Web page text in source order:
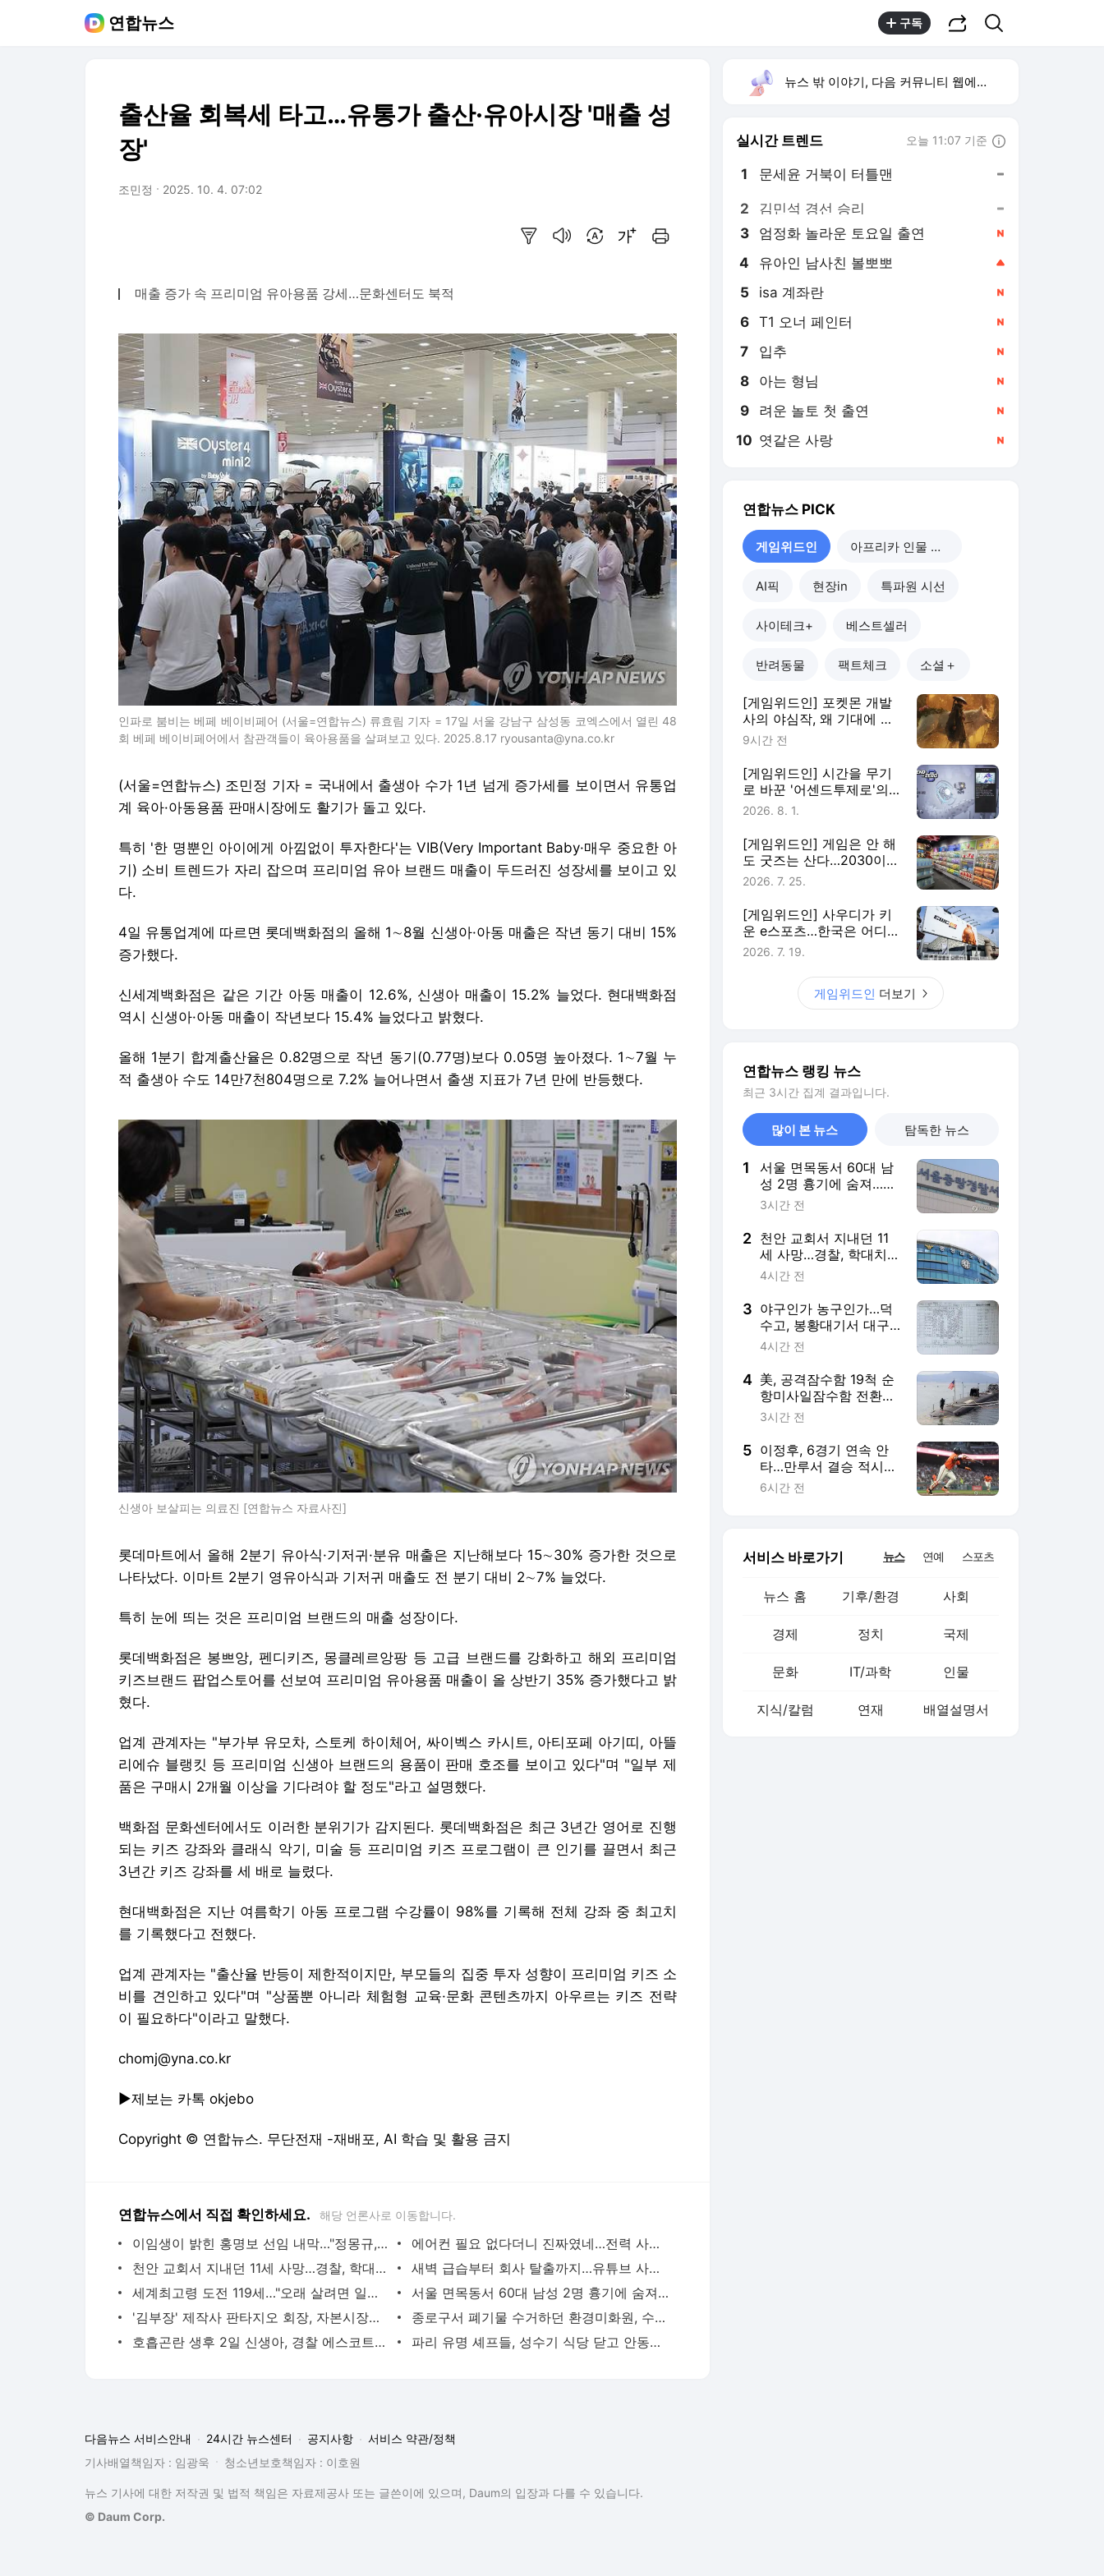
연합뉴스 구독
출산율 회복세 타고…유통가 출산·유아시장 '매출 성
장'
조민정 2025. 10. 4. 07:02
매출 증가 속 프리미엄 유아용품 강세…문화센터도 북적
인파로 붐비는 베페 베이비페어 (서울=연합뉴스) 류효림 기자 = 17일 서울 강남구 삼성동 코엑스에서 열린 48
회 베페 베이비페어에서 참관객들이 육아용품을 살펴보고 있다. 2025.8.17 ryousanta@yna.co.kr
(서울=연합뉴스) 조민정 기자 = 국내에서 출생아 수가 1년 넘게 증가세를 보이면서 유통업
계 육아·아동용품 판매시장에도 활기가 돌고 있다.
특히 '한 명뿐인 아이에게 아낌없이 투자한다'는 VIB(Very Important Baby·매우 중요한 아
기) 소비 트렌드가 자리 잡으며 프리미엄 유아 브랜드 매출이 두드러진 성장세를 보이고 있
다.
4일 유통업계에 따르면 롯데백화점의 올해 1∼8월 신생아·아동 매출은 작년 동기 대비 15%
증가했다.
신세계백화점은 같은 기간 아동 매출이 12.6%, 신생아 매출이 15.2% 늘었다. 현대백화점
역시 신생아·아동 매출이 작년보다 15.4% 늘었다고 밝혔다.
올해 1분기 합계출산율은 0.82명으로 작년 동기(0.77명)보다 0.05명 높아졌다. 1∼7월 누
적 출생아 수도 14만7천804명으로 7.2% 늘어나면서 출생 지표가 7년 만에 반등했다.
신생아 보살피는 의료진 [연합뉴스 자료사진]
롯데마트에서 올해 2분기 유아식·기저귀·분유 매출은 지난해보다 15∼30% 증가한 것으로
나타났다. 이마트 2분기 영유아식과 기저귀 매출도 전 분기 대비 2∼7% 늘었다.
특히 눈에 띄는 것은 프리미엄 브랜드의 매출 성장이다.
롯데백화점은 봉쁘앙, 펜디키즈, 몽클레르앙팡 등 고급 브랜드를 강화하고 해외 프리미엄
키즈브랜드 팝업스토어를 선보여 프리미엄 유아용품 매출이 올 상반기 35% 증가했다고 밝
혔다.
업계 관계자는 "부가부 유모차, 스토케 하이체어, 싸이벡스 카시트, 아티포페 아기띠, 아뜰
리에슈 블랭킷 등 프리미엄 신생아 브랜드의 용품이 판매 호조를 보이고 있다"며 "일부 제
품은 구매시 2개월 이상을 기다려야 할 정도"라고 설명했다.
백화점 문화센터에서도 이러한 분위기가 감지된다. 롯데백화점은 최근 3년간 영어로 진행
되는 키즈 강좌와 클래식 악기, 미술 등 프리미엄 키즈 프로그램이 큰 인기를 끌면서 최근
3년간 키즈 강좌를 세 배로 늘렸다.
현대백화점은 지난 여름학기 아동 프로그램 수강률이 98%를 기록해 전체 강좌 중 최고치
를 기록했다고 전했다.
업계 관계자는 "출산율 반등이 제한적이지만, 부모들의 집중 투자 성향이 프리미엄 키즈 소
비를 견인하고 있다"며 "상품뿐 아니라 체험형 교육·문화 콘텐츠까지 아우르는 키즈 전략
이 필요하다"이라고 말했다.
chomj@yna.co.kr
▶제보는 카톡 okjebo
Copyright © 연합뉴스. 무단전재 -재배포, AI 학습 및 활용 금지
연합뉴스에서 직접 확인하세요. 해당 언론사로 이동합니다.
이임생이 밝힌 홍명보 선임 내막…"정몽규, TD판단 믿는다고 해"(종합) | 연합뉴스
에어컨 필요 없다더니 진짜였네…전력 사용량으로 본 냉방 도시 | 연합뉴스
천안 교회서 지내던 11세 사망…경찰, 학대치사 여부 수사(종합) | 연합뉴스
새벽 급습부터 회사 탈출까지…유튜브 사로잡은 '날것'의 일상 | 연합뉴스
세계최고령 도전 119세…"오래 살려면 일하고 건강하게 먹어라" | 연합뉴스
서울 면목동서 60대 남성 2명 흉기에 숨져…지인 사이 추정(종합) | 연합뉴스
'김부장' 제작사 판타지오 회장, 자본시장법 위반 혐의 피소 | 연합뉴스
종로구서 폐기물 수거하던 환경미화원, 수거차에 치여 숨져 | 연합뉴스
호흡곤란 생후 2일 신생아, 경찰 에스코트로 생명 구해 | 연합뉴스
파리 유명 셰프들, 성수기 식당 닫고 안동서 한식 배운다 | 연합뉴스
뉴스 밖 이야기, 다음 커뮤니티 웹에서 보기
실시간 트렌드 오늘 11:07 기준
1 문세윤 거북이 터틀맨
2 김민석 경선 승리
3 엄정화 놀라운 토요일 출연
4 유아인 남사친 볼뽀뽀
5 isa 계좌란
6 T1 오너 페인터
7 입추
8 아는 형님
9 려운 놀토 첫 출연
10 엿같은 사랑
연합뉴스 PICK
게임위드인 아프리카 인물 열전
AI픽 현장in 특파원 시선
사이테크+ 베스트셀러
반려동물 팩트체크 소셜＋
[게임위드인] 포켓몬 개발
사의 야심작, 왜 기대에 못
미쳤나
9시간 전
[게임위드인] 시간을 무기
로 바꾼 '어센드투제로'의
실험
2026. 8. 1.
[게임위드인] 게임은 안 해
도 굿즈는 산다…2030이
게임에 남는 법
2026. 7. 25.
[게임위드인] 사우디가 키
운 e스포츠…한국은 어디에
있나
2026. 7. 19.
게임위드인 더보기
연합뉴스 랭킹 뉴스
최근 3시간 집계 결과입니다.
많이 본 뉴스 탐독한 뉴스
1
서울 면목동서 60대 남
성 2명 흉기에 숨져…지
인 사이 추정(종합)
3시간 전
2 천안 교회서 지내던 11
세 사망…경찰, 학대치사
여부 수사(종합)
4시간 전
3 야구인가 농구인가…덕
수고, 봉황대기서 대구
북구SC에 42-0 승리
4시간 전
4 美, 공격잠수함 19척 순
항미사일잠수함 전환…
中 견제 강화
3시간 전
5 이정후, 6경기 연속 안
타…만루서 결승 적시타
(종합)
6시간 전
서비스 바로가기 뉴스 연예 스포츠
뉴스 홈 기후/환경 사회
경제 정치 국제
문화 IT/과학 인물
지식/칼럼 연재 배열설명서
다음뉴스 서비스안내 24시간 뉴스센터 공지사항
서비스 약관/정책
기사배열책임자 : 임광욱
청소년보호책임자 : 이호원
뉴스 기사에 대한 저작권 및 법적 책임은 자료제공사 또는 글쓴이에 있으며, Daum의 입장과 다를 수 있습니다.
© Daum Corp.